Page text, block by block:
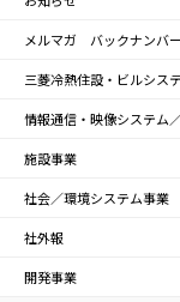
メルマガ バックナンバー
三菱冷熱住設・ビルシス
情報通信・映像システム
施設事業
社会／環境システム事業
社外報
開発事業